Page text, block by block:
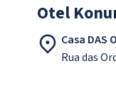
Otel
Casa DAS
Rua das